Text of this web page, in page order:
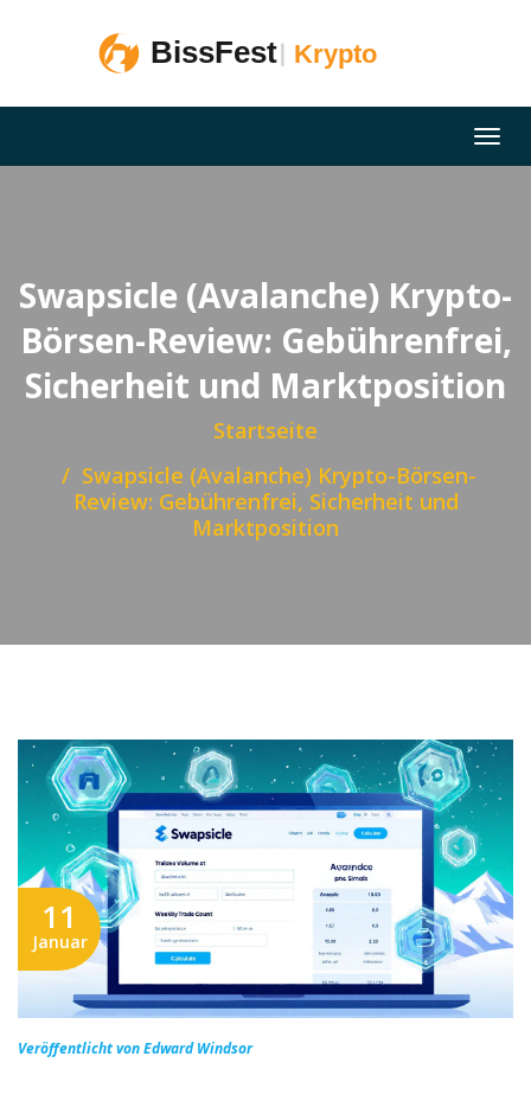
Swapsicle (Avalanche) Krypto-
Börsen-Review: Gebührenfrei,
Sicherheit und Marktposition
Startseite
Swapsicle (Avalanche) Krypto-Börsen-
Review: Gebührenfrei, Sicherheit und
Marktposition
11
Januar
Veröffentlicht von Edward Windsor